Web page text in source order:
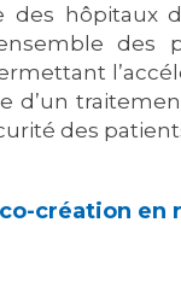
des hôpitaux
des
d’un
des
création en